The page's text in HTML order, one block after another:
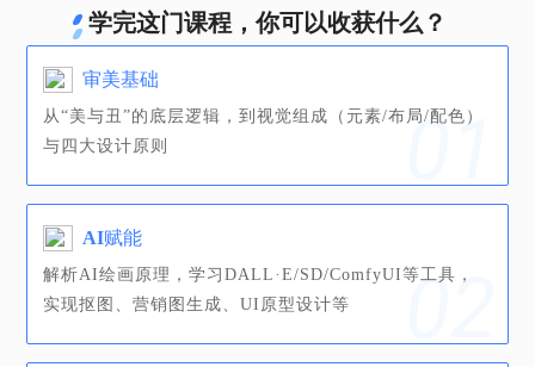
学完这门课程，你可以收获什么？
审美基础
从“美与丑”的底层逻辑，到视觉组成（元素/布局/配色）
与四大设计原则
AI赋能
解析AI绘画原理，学习DALL·E/SD/ComfyUI等工具，
实现抠图、营销图生成、UI原型设计等